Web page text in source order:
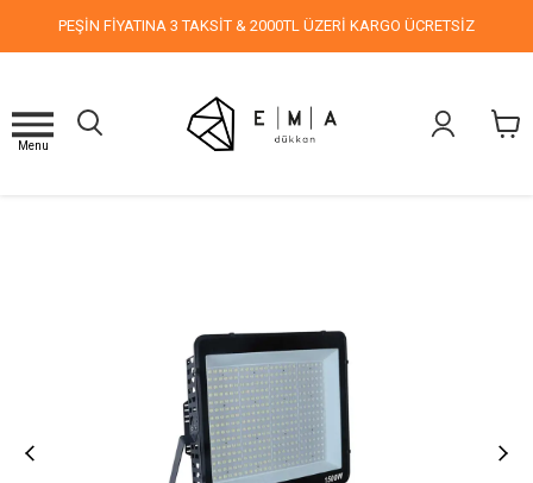
PEŞİN FİYATINA 3 TAKSİT & 2000TL ÜZERİ KARGO ÜCRETSİZ
Menu